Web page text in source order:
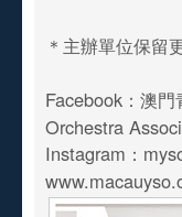
＊主辦單位保留
Facebook：澳
Orchestra
Instagram：